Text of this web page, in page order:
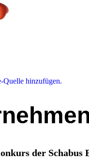
Quelle hinzufügen.
der